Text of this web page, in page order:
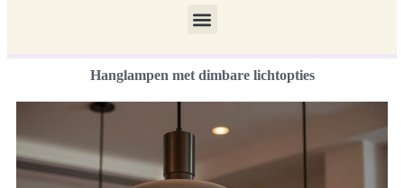
Hanglampen met dimbare lichtopties